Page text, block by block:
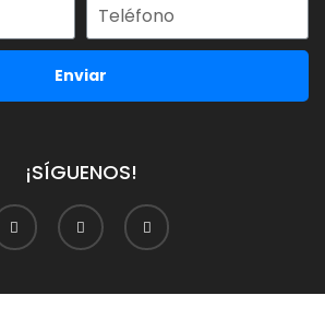
Enviar
¡SÍGUENOS!